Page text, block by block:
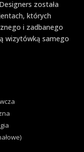
została
których
i zadbanego
wizytówką samego